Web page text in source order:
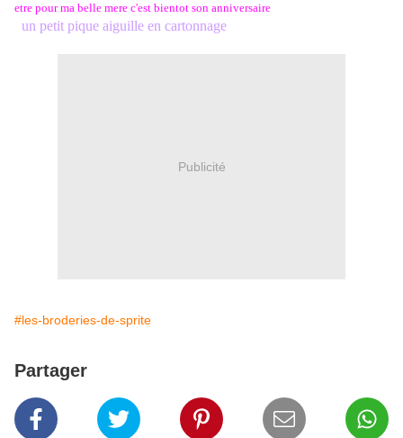
etre pour ma belle mere c'est bientot son anniversaire
un petit pique aiguille en cartonnage
Publicité
#les-broderies-de-sprite
Partager